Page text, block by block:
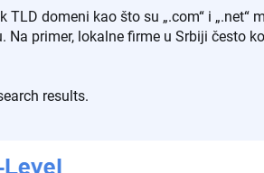
domeni kao što su „.com“ i „.net“
primer, lokalne firme u Srbiji često
results.